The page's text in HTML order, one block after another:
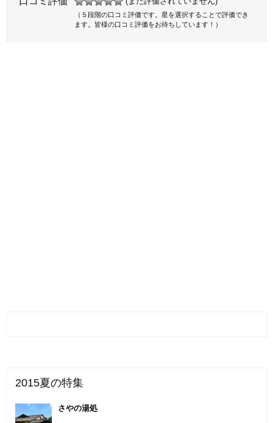
（５段階の口コミ評価です。星を選択することで評価でき
ます。皆様の口コミ評価をお待ちしています！）
2015夏の特集
さやの湯処